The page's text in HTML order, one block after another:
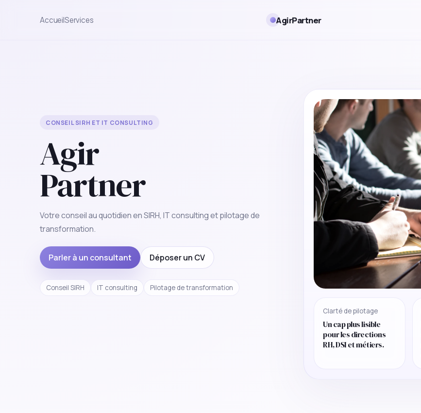
AccueilServices AgirPartner
CONSEIL SIRH ET IT CONSULTING
Agir
Partner
Votre conseil au quotidien en SIRH, IT consulting et pilotage de
transformation.
Parler à un consultant Déposer un CV
Conseil SIRH IT consulting Pilotage de transformation
Clarté de pilotage
Un cap plus lisible
pour les directions
RH, DSI et métiers.